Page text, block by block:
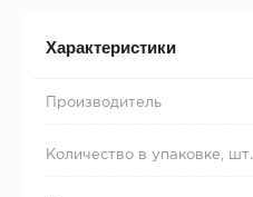
Характеристики
Производитель
Количество в упаковке, шт.